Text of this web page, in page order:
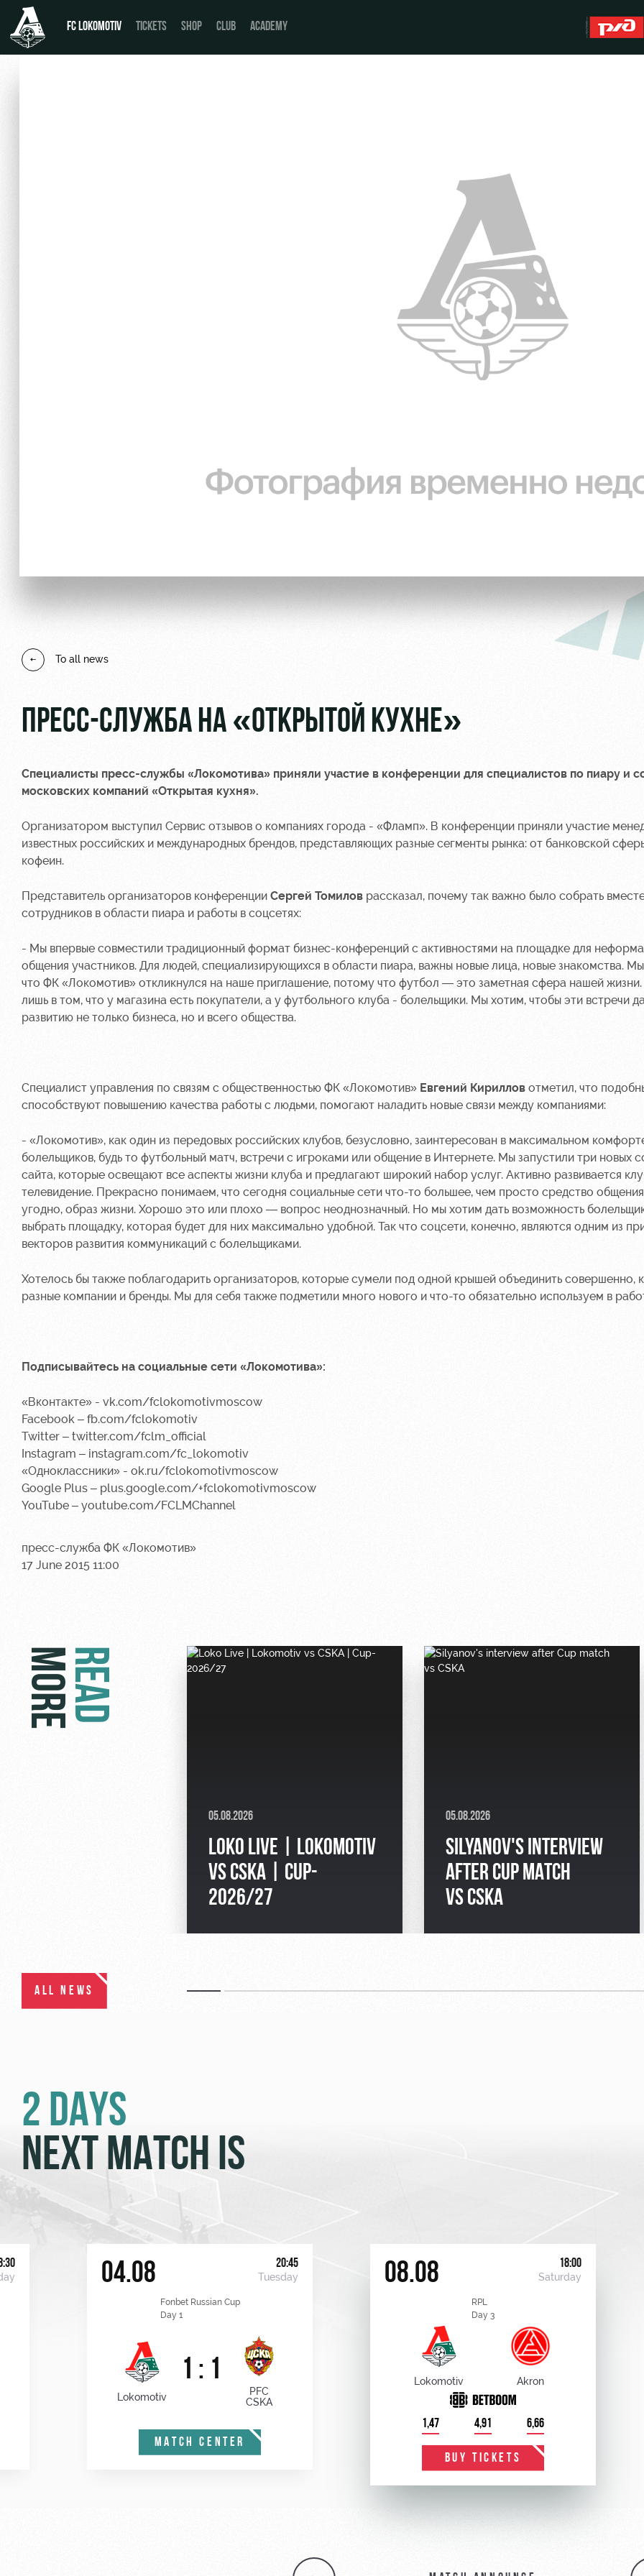
FC LOKOMOTIV TICKETS SHOP CLUB ACADEMY
Wallpapers
To all news
ПРЕСС-СЛУЖБА НА «ОТКРЫТОЙ КУХНЕ»
Специалисты пресс-службы «Локомотива» приняли участие в конференции для специалистов по пиару и
московских компаний «Открытая кухня».
Организатором выступил Сервис отзывов о компаниях города - «Фламп». В конференции приняли участие
известных российских и международных брендов, представляющих разные сегменты рынка: от банковской
кофеин.
Представитель организаторов конференции Сергей Томилов рассказал, почему так важно было собрать
сотрудников в области пиара и работы в соцсетях:
- Мы впервые совместили традиционный формат бизнес-конференций с активностями на площадке для
общения участников. Для людей, специализирующихся в области пиара, важны новые лица, новые знакомства.
что ФК «Локомотив» откликнулся на наше приглашение, потому что футбол — это заметная сфера нашей жизни.
лишь в том, что у магазина есть покупатели, а у футбольного клуба - болельщики. Мы хотим, чтобы эти встречи
развитию не только бизнеса, но и всего общества.
Специалист управления по связям с общественностью ФК «Локомотив» Евгений Кириллов отметил, что
способствуют повышению качества работы с людьми, помогают наладить новые связи между компаниями:
- «Локомотив», как один из передовых российских клубов, безусловно, заинтересован в максимальном
болельщиков, будь то футбольный матч, встречи с игроками или общение в Интернете. Мы запустили три новых
сайта, которые освещают все аспекты жизни клуба и предлагают широкий набор услуг. Активно развивается
телевидение. Прекрасно понимаем, что сегодня социальные сети что-то большее, чем просто средство
угодно, образ жизни. Хорошо это или плохо — вопрос неоднозначный. Но мы хотим дать возможность
выбрать площадку, которая будет для них максимально удобной. Так что соцсети, конечно, являются одним из
векторов развития коммуникаций с болельщиками.
Хотелось бы также поблагодарить организаторов, которые сумели под одной крышей объединить совершенно,
разные компании и бренды. Мы для себя также подметили много нового и что-то обязательно используем в
Подписывайтесь на социальные сети «Локомотива»:
«Вконтакте» - vk.com/fclokomotivmoscow
Facebook – fb.com/fclokomotiv
Twitter – twitter.com/fclm_official
Instagram – instagram.com/fc_lokomotiv
«Одноклассники» - ok.ru/fclokomotivmoscow
Google Plus – plus.google.com/+fclokomotivmoscow
YouTube – youtube.com/FCLMChannel
пресс-служба ФК «Локомотив»
17 June 2015 11:00
READ
MORE
05.08.2026
LOKO LIVE | LOKOMOTIV
VS CSKA | CUP-
2026/27
05.08.2026
SILYANOV'S INTERVIEW
AFTER CUP MATCH
VS CSKA
ALL NEWS
2 DAYS
NEXT MATCH IS
04.08 20:45
Tuesday
Fonbet Russian Cup
Day 1
Lokomotiv
1 : 1
PFC
CSKA
MATCH CENTER
08.08 18:00
Saturday
RPL
Day 3
Lokomotiv Akron
1,47 4,91 6,66
BUY TICKETS